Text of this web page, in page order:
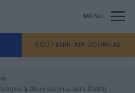
MENU
SOUTENIR AIR JOURNAL
à deux ou plus vers Dubaï